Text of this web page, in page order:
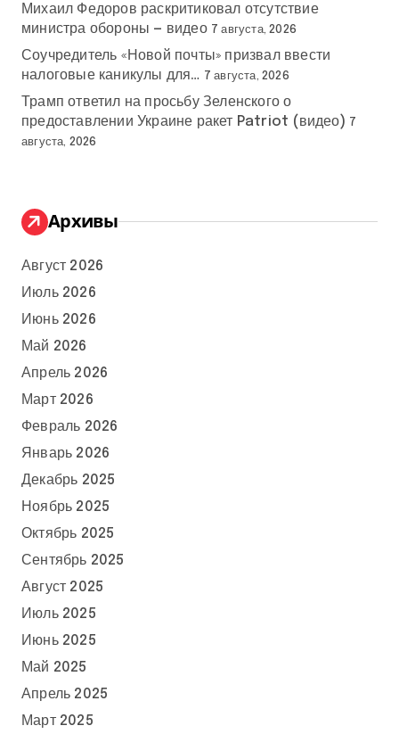
Михаил Федоров раскритиковал отсутствие
министра обороны — видео 7 августа, 2026
Соучредитель «Новой почты» призвал ввести
налоговые каникулы для… 7 августа, 2026
Трамп ответил на просьбу Зеленского о
предоставлении Украине ракет Patriot (видео) 7
августа, 2026
Архивы
Август 2026
Июль 2026
Июнь 2026
Май 2026
Апрель 2026
Март 2026
Февраль 2026
Январь 2026
Декабрь 2025
Ноябрь 2025
Октябрь 2025
Сентябрь 2025
Август 2025
Июль 2025
Июнь 2025
Май 2025
Апрель 2025
Март 2025